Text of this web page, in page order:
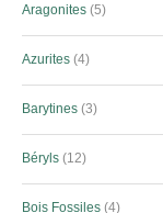
Aragonites 5
Azurites 4
Barytines 3
Béryls 12
Bois Fossiles 4